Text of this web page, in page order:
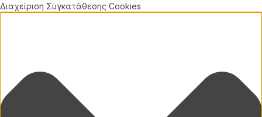
Διαχείριση Συγκατάθεσης Cookies